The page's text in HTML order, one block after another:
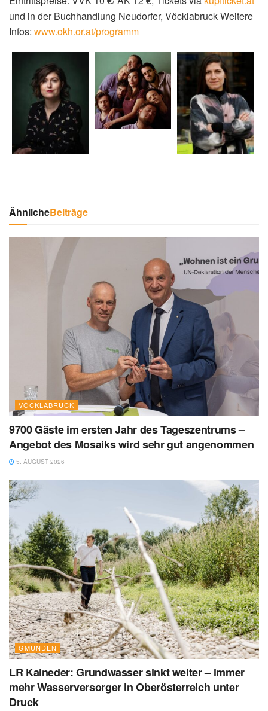
und in der Buchhandlung Neudorfer, Vöcklabruck Weitere
Infos: www.okh.or.at/programm
ÄhnlicheBeiträge
VÖCKLABRUCK
9700 Gäste im ersten Jahr des Tageszentrums –
Angebot des Mosaiks wird sehr gut angenommen
5. AUGUST 2026
GMUNDEN
LR Kaineder: Grundwasser sinkt weiter – immer
mehr Wasserversorger in Oberösterreich unter
Druck